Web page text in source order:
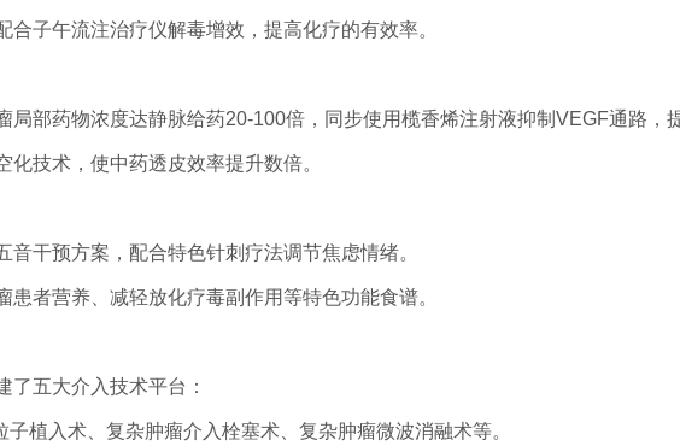
子午流注治疗仪解毒增效，提高化疗的有效率。
部药物浓度达静脉给药20-100倍，同步使用榄香烯注射液抑制VEGF通路，
技术，使中药透皮效率提升数倍。
干预方案，配合特色针刺疗法调节焦虑情绪。
者营养、减轻放化疗毒副作用等特色功能食谱。
了五大介入技术平台：
植入术、复杂肿瘤介入栓塞术、复杂肿瘤微波消融术等。